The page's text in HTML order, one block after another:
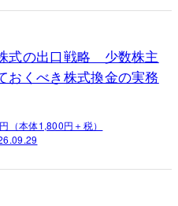
式の出口戦略 少数株主
おくべき株式換金の実務
（本体1,800円＋税）